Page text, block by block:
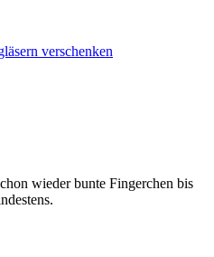
verschenken
wieder bunte Fingerchen bis